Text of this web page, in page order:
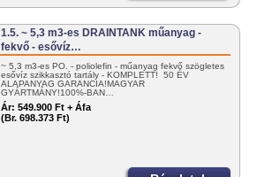
1.5. ~ 5,3 m3-es DRAINTANK műanyag -
fekvő - esővíz…
~ 5,3 m3-es PO. - poliolefin - műanyag fekvő szögletes
esővíz szikkasztó tartály - KOMPLETT! 50 ÉV
ALAPANYAG GARANCIA!MAGYAR
GYÁRTMÁNY!100%-BAN…
Ár: 549.900 Ft + Áfa
(Br. 698.373 Ft)